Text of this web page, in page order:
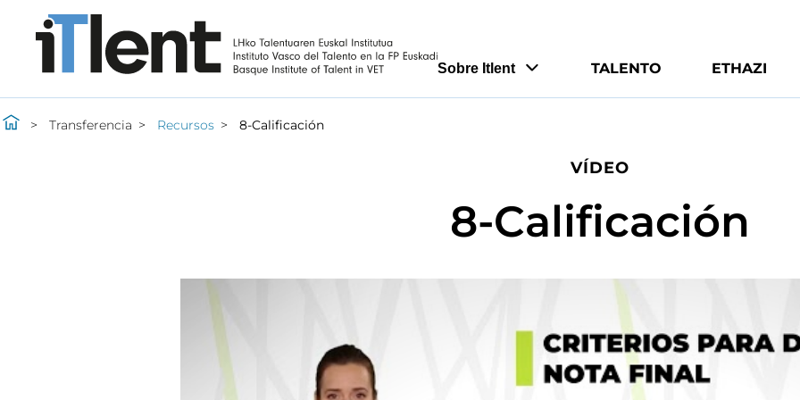
Sobre Itlent TALENTO ETHAZI
Transferencia Recursos 8-Calificación
VÍDEO
8-Calificación